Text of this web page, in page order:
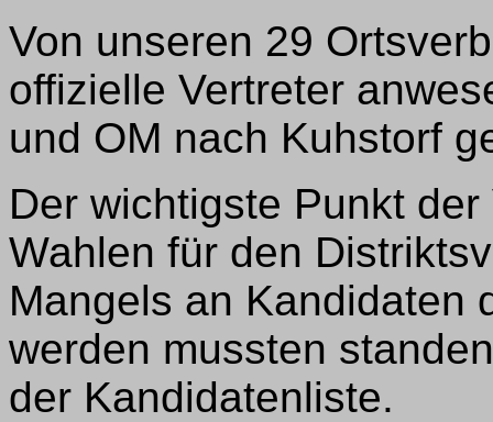
Von unseren 29
offizielle Vertreter
und OM nach Kuhstorf
Der wichtigste Punkt
Wahlen für den
Mangels an Kandidaten
werden mussten
der Kandidatenliste.